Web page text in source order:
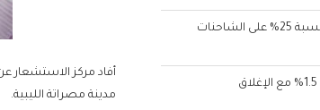
مدينة مصراتة الليبية.
ترامب يفرض رسوم جمركية بنسبة 25% على الشاحنات